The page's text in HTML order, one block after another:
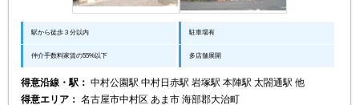
駅から徒歩３分以内 駐車場有
仲介手数料家賃の55%以下 多店舗展開
得意沿線・駅： 中村公園駅 中村日赤駅 岩塚駅 本陣駅 太閤通駅 他
得意エリア： 名古屋市中村区 あま市 海部郡大治町